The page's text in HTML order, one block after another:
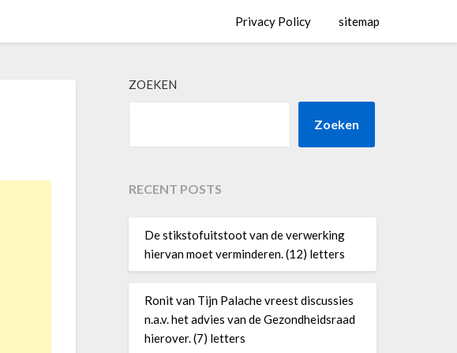
Privacy Policy sitemap
ZOEKEN
Zoeken
RECENT POSTS
De stikstofuitstoot van de verwerking
hiervan moet verminderen. (12) letters
Ronit van Tijn Palache vreest discussies
n.a.v. het advies van de Gezondheidsraad
hierover. (7) letters